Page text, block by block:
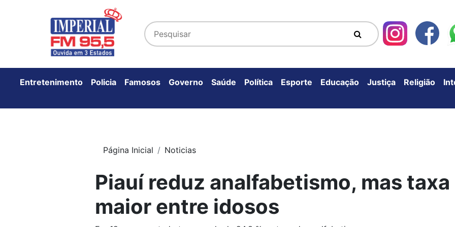
Entretenimento Policia Famosos Governo Saúde Política Esporte Educação Justiça Religião
Página Inicial Noticias
Piauí reduz analfabetismo, mas
maior entre idosos